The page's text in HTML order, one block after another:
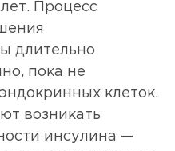
Процесс
длительно
пока не
клеток.
возникать
инсулина —